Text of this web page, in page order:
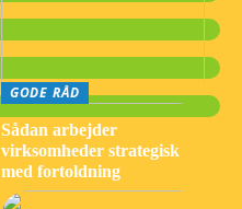
GODE RÅD
Sådan arbejder
virksomheder strategisk
med fortoldning